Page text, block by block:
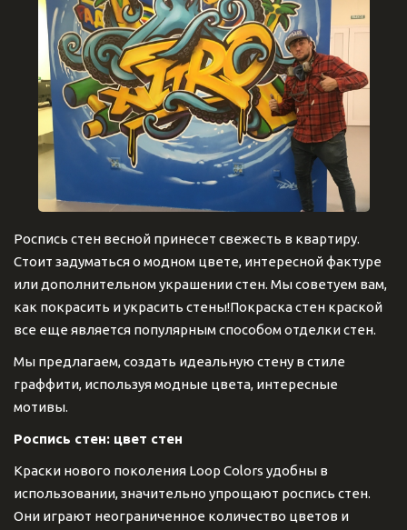
Роспись стен весной принесет свежесть в квартиру.
Стоит задуматься о модном цвете, интересной фактуре
или дополнительном украшении стен. Мы советуем вам,
как покрасить и украсить стены!Покраска стен краской
все еще является популярным способом отделки стен.
Мы предлагаем, создать идеальную стену в стиле
граффити, используя модные цвета, интересные
мотивы.
Роспись стен: цвет стен
Краски нового поколения Loop Colors удобны в
использовании, значительно упрощают роспись стен.
Они играют неограниченное количество цветов и